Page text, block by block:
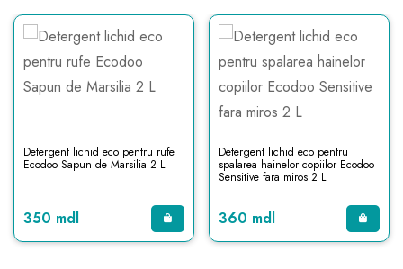
Detergent lichid eco pentru rufe
Ecodoo Sapun de Marsilia 2 L
350 mdl
Detergent lichid eco pentru
spalarea hainelor copiilor Ecodoo
Sensitive fara miros 2 L
360 mdl